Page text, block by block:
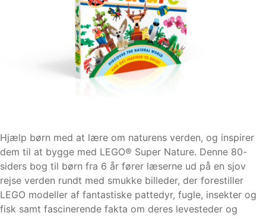
Hjælp børn med at lære om naturens verden, og inspirer
dem til at bygge med LEGO® Super Nature. Denne 80-
siders bog til børn fra 6 år fører læserne ud på en sjov
rejse verden rundt med smukke billeder, der forestiller
LEGO modeller af fantastiske pattedyr, fugle, insekter og
fisk samt fascinerende fakta om deres levesteder og